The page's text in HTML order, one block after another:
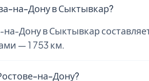
на-Дону в Сыктывкар?
на-Дону в Сыктывкар
— 1 753 км.
на-Дону?